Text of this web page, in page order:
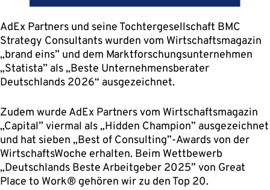
AdEx Partners und seine Tochtergesellschaft BMC
Strategy Consultants wurden vom Wirtschaftsmagazin
„brand eins” und dem Marktforschungsunternehmen
„Statista” als „Beste Unternehmensberater
Deutschlands 2026“ ausgezeichnet.
Zudem wurde AdEx Partners vom Wirtschaftsmagazin
„Capital” viermal als „Hidden Champion” ausgezeichnet
und hat sieben „Best of Consulting”-Awards von der
WirtschaftsWoche erhalten. Beim Wettbewerb
„Deutschlands Beste Arbeitgeber 2025” von Great
Place to Work® gehören wir zu den Top 20.